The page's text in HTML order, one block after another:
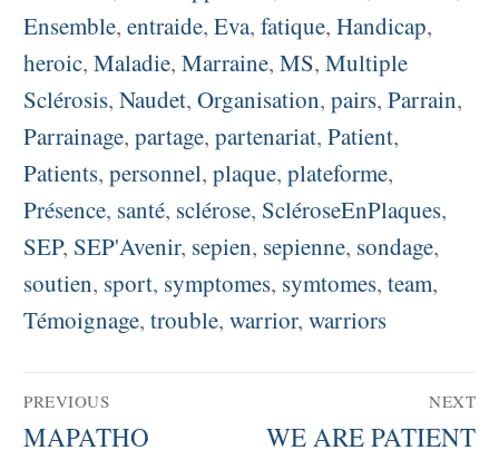
Ensemble, entraide, Eva, fatique, Handicap,
heroic, Maladie, Marraine, MS, Multiple
Sclérosis, Naudet, Organisation, pairs, Parrain,
Parrainage, partage, partenariat, Patient,
Patients, personnel, plaque, plateforme,
Présence, santé, sclérose, ScléroseEnPlaques,
SEP, SEP'Avenir, sepien, sepienne, sondage,
soutien, sport, symptomes, symtomes, team,
Témoignage, trouble, warrior, warriors
Navigation
de
PREVIOUS
Previous
MAPATHO
NEXT
Next
WE ARE PATIENT